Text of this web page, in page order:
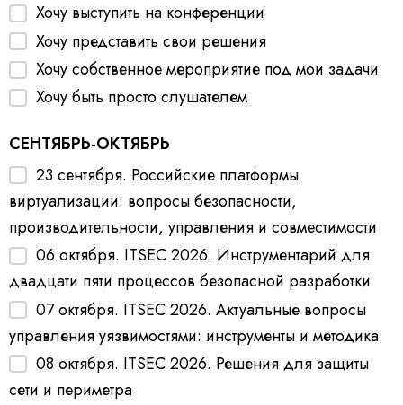
Хочу выступить на конференции
Хочу представить свои решения
Хочу собственное мероприятие под мои задачи
Хочу быть просто слушателем
СЕНТЯБРЬ-ОКТЯБРЬ
23 сентября. Российские платформы
виртуализации: вопросы безопасности,
производительности, управления и совместимости
06 октября. ITSEC 2026. Инструментарий для
двадцати пяти процессов безопасной разработки
07 октября. ITSEC 2026. Актуальные вопросы
управления уязвимостями: инструменты и методика
08 октября. ITSEC 2026. Решения для защиты
сети и периметра